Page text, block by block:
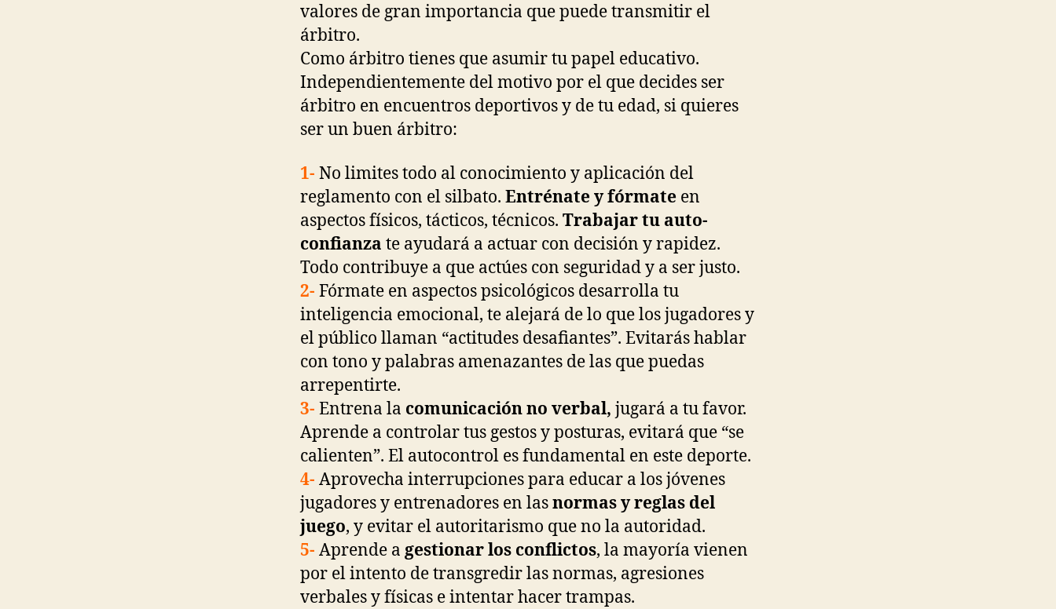
valores de gran importancia que puede transmitir el
árbitro.
Como árbitro tienes que asumir tu papel educativo.
Independientemente del motivo por el que decides ser
árbitro en encuentros deportivos y de tu edad, si quieres
ser un buen árbitro:
1- No limites todo al conocimiento y aplicación del
reglamento con el silbato. Entrénate y fórmate en
aspectos físicos, tácticos, técnicos. Trabajar tu auto-
confianza te ayudará a actuar con decisión y rapidez.
Todo contribuye a que actúes con seguridad y a ser justo.
2- Fórmate en aspectos psicológicos desarrolla tu
inteligencia emocional, te alejará de lo que los jugadores y
el público llaman “actitudes desafiantes”. Evitarás hablar
con tono y palabras amenazantes de las que puedas
arrepentirte.
3- Entrena la comunicación no verbal, jugará a tu favor.
Aprende a controlar tus gestos y posturas, evitará que “se
calienten”. El autocontrol es fundamental en este deporte.
4- Aprovecha interrupciones para educar a los jóvenes
jugadores y entrenadores en lasnormas y reglas del
juego, y evitar el autoritarismo que no la autoridad.
5- Aprende a gestionar los conflictos, la mayoría vienen
por el intento de transgredir las normas, agresiones
verbales y físicas e intentar hacer trampas.